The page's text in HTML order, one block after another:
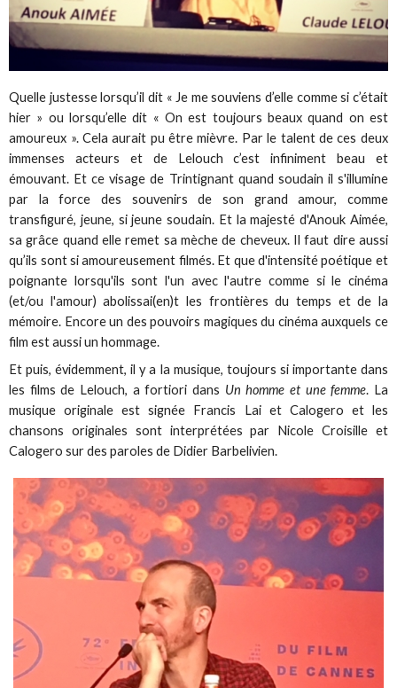
Quelle justesse lorsqu’il dit « Je me souviens d’elle comme si c’était
hier » ou lorsqu’elle dit « On est toujours beaux quand on est
amoureux ». Cela aurait pu être mièvre. Par le talent de ces deux
immenses acteurs et de Lelouch c’est infiniment beau et
émouvant. Et ce visage de Trintignant quand soudain il s'illumine
par la force des souvenirs de son grand amour, comme
transfiguré, jeune, si jeune soudain. Et la majesté d'Anouk Aimée,
sa grâce quand elle remet sa mèche de cheveux. Il faut dire aussi
qu’ils sont si amoureusement filmés. Et que d'intensité poétique et
poignante lorsqu'ils sont l'un avec l'autre comme si le cinéma
(et/ou l'amour) abolissai(en)t les frontières du temps et de la
mémoire. Encore un des pouvoirs magiques du cinéma auxquels ce
film est aussi un hommage.
Et puis, évidemment, il y a la musique, toujours si importante dans
les films de Lelouch, a fortiori dans Un homme et une femme. La
musique originale est signée Francis Lai et Calogero et les
chansons originales sont interprétées par Nicole Croisille et
Calogero sur des paroles de Didier Barbelivien.